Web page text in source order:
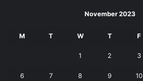
November 2023
M T W T F
1 2 3
6 7 8 9 10